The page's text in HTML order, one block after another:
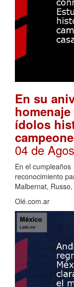
En su
ídolos
04 de
En el
reconocimiento
Malbernat,
Olé.com.ar